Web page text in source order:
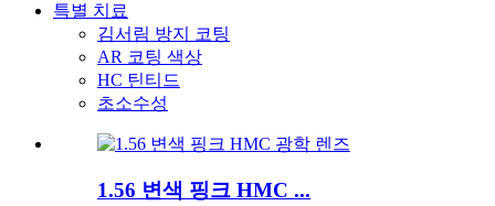
특별 치료
김서림 방지 코팅
AR 코팅 색상
HC 틴티드
초소수성
1.56 변색 핑크 HMC ...